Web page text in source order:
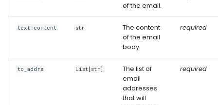
of the email.
text_content str
The content
of the email
body.
required
to_addrs List[str]
The list of
email
addresses
that will
required